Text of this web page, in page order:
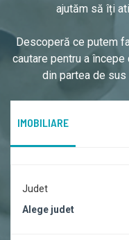
ajutăm să îți
Descoperă ce putem
cautare pentru a începe
din partea de
IMOBILIARE
Judet
Alege judet